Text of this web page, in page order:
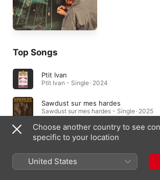
Top Songs
Ptit Ivan
Ptit Ivan - Single · 2024
Sawdust sur mes hardes
Sawdust sur mes hardes - Single · 2025
Tchi qu'est Parée
Perdu dans leurs ways · 2025
Choose another country to see
specific to your location
United States